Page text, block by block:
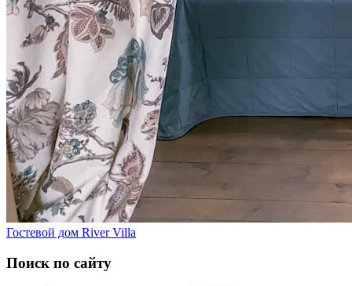
Гостевой дом River Villa
Поиск по сайту